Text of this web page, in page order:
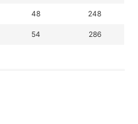
48 248
54 286